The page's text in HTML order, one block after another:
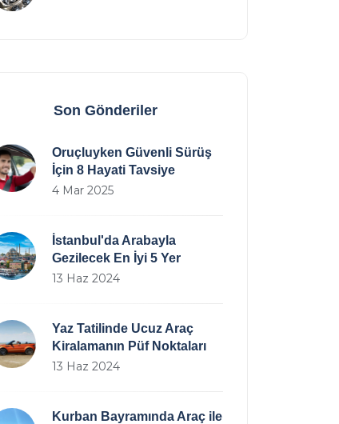
Son Gönderiler
Oruçluyken Güvenli Sürüş
İçin 8 Hayati Tavsiye
4 Mar 2025
İstanbul'da Arabayla
Gezilecek En İyi 5 Yer
13 Haz 2024
Yaz Tatilinde Ucuz Araç
Kiralamanın Püf Noktaları
13 Haz 2024
Kurban Bayramında Araç ile